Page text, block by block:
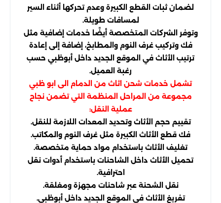
لضمان ثبات القطع الكبيرة وعدم تحركها أثناء السير
لمسافات طويلة.
وتوفر الشركات المتخصصة أيضًا خدمات إضافية مثل
فك وتركيب غرف النوم والمطابخ، إضافة إلى إعادة
ترتيب الأثاث في الموقع الجديد داخل أبوظبي حسب
رغبة العميل.
تشمل خدمات شحن اثاث من الدمام الى ابو ظبي
مجموعة من المراحل المنظمة التي تضمن نجاح
عملية النقل:
تقييم حجم الأثاث وتحديد المعدات اللازمة للنقل.
فك قطع الأثاث الكبيرة مثل غرف النوم والمكاتب.
تغليف الأثاث باستخدام مواد حماية متخصصة.
تحميل الأثاث داخل الشاحنات باستخدام أدوات نقل
احترافية.
نقل الشحنة عبر شاحنات مجهزة ومغلقة.
تفريغ الأثاث في الموقع الجديد داخل أبوظبي.